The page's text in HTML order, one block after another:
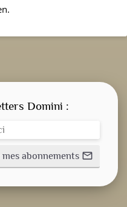
Domini :
mes abonnements mail_outline